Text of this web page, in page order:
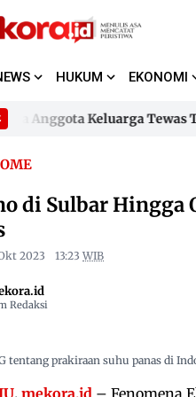
HUKUM EKONOMI
Keluarga Tewas
Keluarga Tewas
di Sulbar Hingga
2023 13:23 WIB
Redaksi
tentang prakiraan suhu panas di